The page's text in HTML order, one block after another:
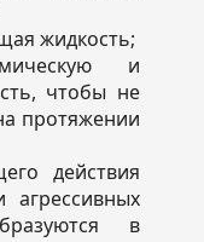
жидкость;
и
чтобы не
протяжении
действия
агрессивных
в